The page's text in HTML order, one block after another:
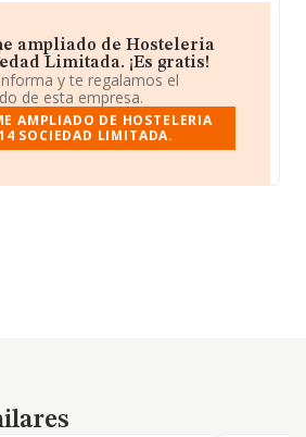
ampliado de Hosteleria
Limitada. ¡Es gratis!
y te regalamos el
de esta empresa.
AMPLIADO DE HOSTELERIA
SOCIEDAD LIMITADA.